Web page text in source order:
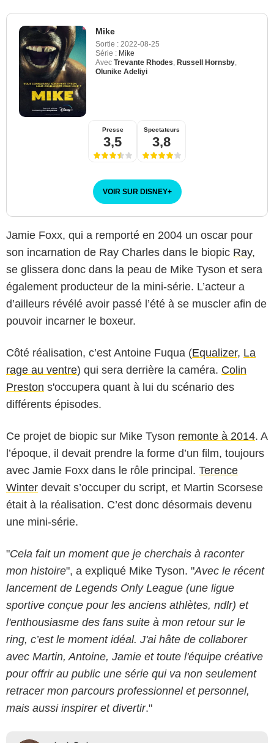
Mike
Sortie : 2022-08-25
Série : Mike
Avec Trevante Rhodes Russell Hornsby
Olunike Adeliyi
Presse
3,5
Spectateurs
3,8
VOIR SUR DISNEY+
Jamie Foxx, qui a remporté en 2004 un oscar pour
son incarnation de Ray Charles dans le biopic Ray,
se glissera donc dans la peau de Mike Tyson et sera
également producteur de la mini-série. L’acteur a
d’ailleurs révélé avoir passé l’été à se muscler afin de
pouvoir incarner le boxeur.
Côté réalisation, c’est Antoine Fuqua (Equalizer, La
rage au ventre) qui sera derrière la caméra. Colin
Preston s'occupera quant à lui du scénario des
différents épisodes.
Ce projet de biopic sur Mike Tyson remonte à 2014. A
l’époque, il devait prendre la forme d’un film, toujours
avec Jamie Foxx dans le rôle principal. Terence
Winter devait s’occuper du script, et Martin Scorsese
était à la réalisation. C’est donc désormais devenu
une mini-série.
"Cela fait un moment que je cherchais à raconter
mon histoire", a expliqué Mike Tyson. "Avec le récent
lancement de Legends Only League (une ligue
sportive conçue pour les anciens athlètes, ndlr) et
l'enthousiasme des fans suite à mon retour sur le
ring, c’est le moment idéal. J'ai hâte de collaborer
avec Martin, Antoine, Jamie et toute l'équipe créative
pour offrir au public une série qui va non seulement
retracer mon parcours professionnel et personnel,
mais aussi inspirer et divertir."